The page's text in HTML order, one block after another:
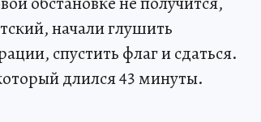
начали глушить
спустить флаг и сдаться.
длился 43 минуты.